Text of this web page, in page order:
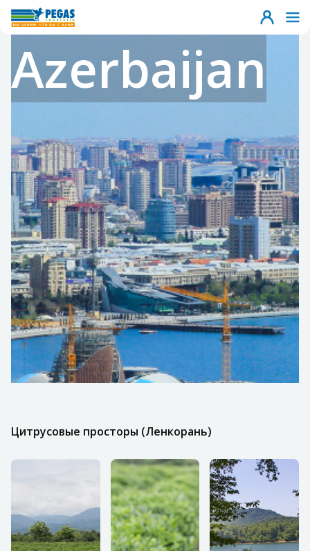
Azerbaijan
Цитрусовые просторы (Ленкорань)